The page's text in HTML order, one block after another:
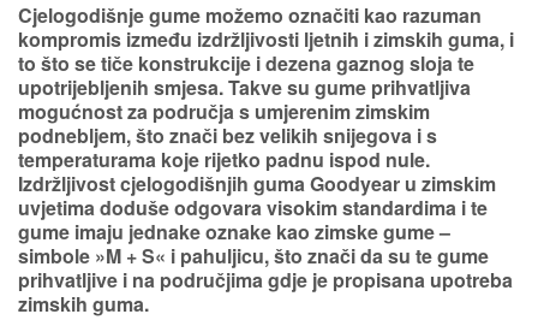
Cjelogodišnje gume možemo označiti kao razuman
kompromis između izdržljivosti ljetnih i zimskih guma, i
to što se tiče konstrukcije i dezena gaznog sloja te
upotrijebljenih smjesa. Takve su gume prihvatljiva
mogućnost za područja s umjerenim zimskim
podnebljem, što znači bez velikih snijegova i s
temperaturama koje rijetko padnu ispod nule.
Izdržljivost cjelogodišnjih guma Goodyear u zimskim
uvjetima doduše odgovara visokim standardima i te
gume imaju jednake oznake kao zimske gume –
simbole »M + S« i pahuljicu, što znači da su te gume
prihvatljive i na područjima gdje je propisana upotreba
zimskih guma.